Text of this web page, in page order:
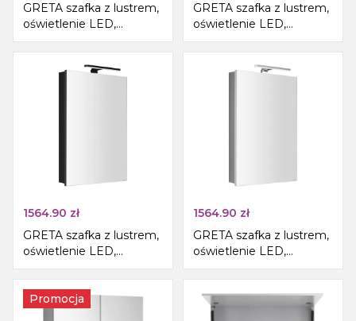
GRETA szafka z lustrem,
oświetlenie LED,
60x70x14cm, czarny mat
GRETA szafka z lustrem,
oświetlenie LED,
60x70x14cm, biały mat
1564.90 zł
GRETA szafka z lustrem,
oświetlenie LED,
50x70x14cm, czarny mat
1564.90 zł
GRETA szafka z lustrem,
oświetlenie LED,
50x70x14cm, biały mat
Promocja